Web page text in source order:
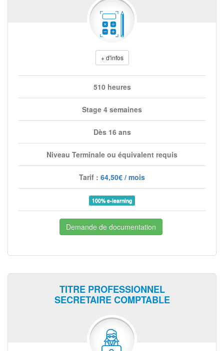
+ d'infos
510 heures
Stage 4 semaines
Dès 16 ans
Niveau Terminale ou équivalent requis
Tarif : 64,50€ / mois
100% e-learning
Demande de documentation
TITRE PROFESSIONNEL
SECRETAIRE COMPTABLE